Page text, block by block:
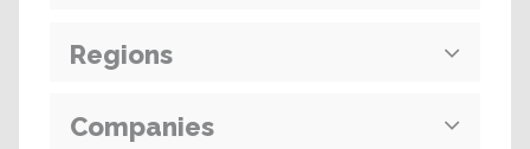
Regions
Companies